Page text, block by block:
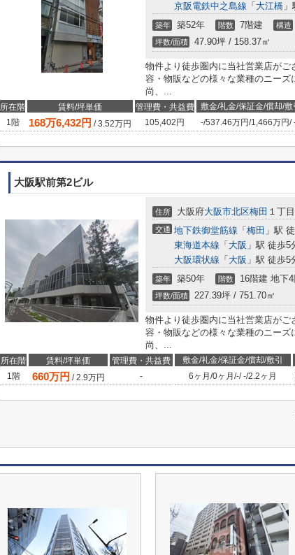
京阪電鉄中之島線 「 大江橋
築年 築52年 階数 7階建 構造
坪数/面積 47.90坪 / 158.37㎡
物件より徒歩圏内に当社営業店が
容・物販などの様々な業種のニーズ
尚、...
所在階 賃料/坪単価 管理費・共益費 敷金/礼金/保証金/償却/敷
1階
168万6,432円 /3.52万円 105,402円 -/537.46万円/1,466万円/
大阪駅前第2ビル
住所 大阪府大阪市北区梅田 １丁
交通 地下鉄御堂筋線 「 梅田 」駅
東海道本線 「 大阪 」駅 徒歩5
大阪環状線 「 大阪 」駅 徒歩5
築年 築50年 階数 16階建 地下
坪数/面積 227.39坪 / 751.70㎡
物件より徒歩圏内に当社営業店が
容・物販などの様々な業種のニーズ
尚、...
所在階 賃料/坪単価 管理費・共益費 敷金/礼金/保証金/償却/敷引
1階
660万円 /2.9万円 - 6ヶ月 /0ヶ月 /-/-/2.2ヶ月